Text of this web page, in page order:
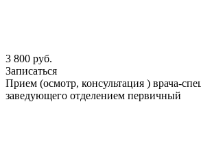
3 800 руб.
Записаться
Прием (осмотр, консультация ) врача-
заведующего отделением первичный